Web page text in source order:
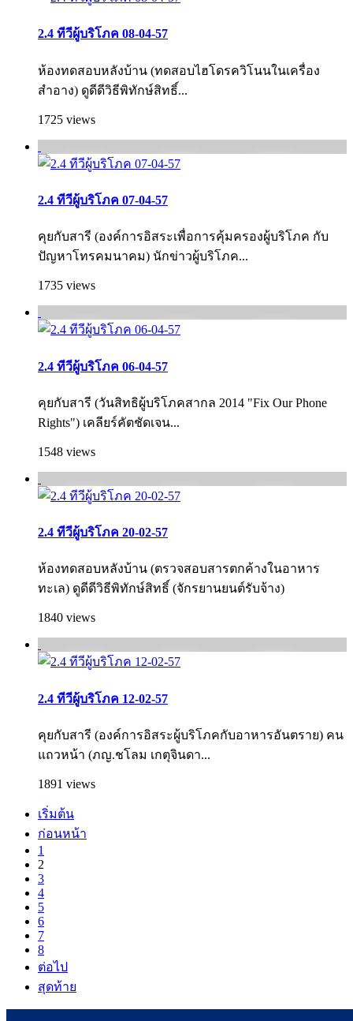
2.4 ทีวีผู้บริโภค 08-04-57
ห้องทดสอบหลังบ้าน (ทดสอบไฮโดรควิโนนในเครื่อง
สำอาง) ดูดีดีวิธีพิทักษ์สิทธิ์...
1725 views
2.4 ทีวีผู้บริโภค 07-04-57
คุยกับสารี (องค์การอิสระเพื่อการคุ้มครองผู้บริโภค กับ
ปัญหาโทรคมนาคม) นักข่าวผู้บริโภค...
1735 views
2.4 ทีวีผู้บริโภค 06-04-57
คุยกับสารี (วันสิทธิผู้บริโภคสากล 2014 "Fix Our Phone
Rights") เคลียร์คัตชัดเจน...
1548 views
2.4 ทีวีผู้บริโภค 20-02-57
ห้องทดสอบหลังบ้าน (ตรวจสอบสารตกค้างในอาหาร
ทะเล) ดูดีดีวิธีพิทักษ์สิทธิ์ (จักรยานยนต์รับจ้าง)
1840 views
2.4 ทีวีผู้บริโภค 12-02-57
คุยกับสารี (องค์การอิสระผู้บริโภคกับอาหารอันตราย) คน
แถวหน้า (ภญ.ชโลม เกตุจินดา...
1891 views
เริ่มต้น
ก่อนหน้า
1
2
3
4
5
6
7
8
ต่อไป
สุดท้าย